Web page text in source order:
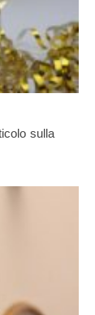
sulla